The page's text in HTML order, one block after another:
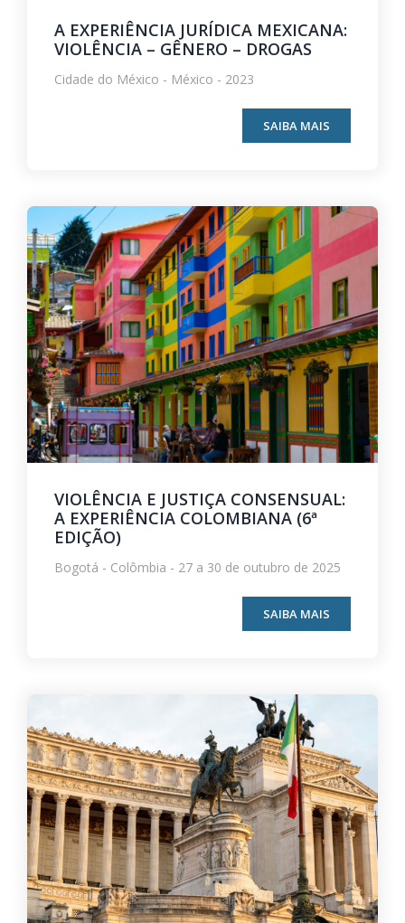
A EXPERIÊNCIA JURÍDICA MEXICANA:
VIOLÊNCIA – GÊNERO – DROGAS
Cidade do México - México - 2023
SAIBA MAIS
VIOLÊNCIA E JUSTIÇA CONSENSUAL:
A EXPERIÊNCIA COLOMBIANA (6ª
EDIÇÃO)
Bogotá - Colômbia - 27 a 30 de outubro de 2025
SAIBA MAIS